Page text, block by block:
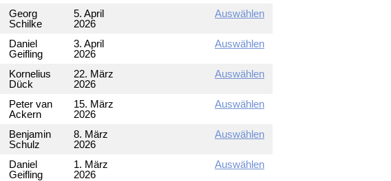
Georg
Schilke
5. April
2026
Auswählen
Daniel
Geifling
3. April
2026
Auswählen
Kornelius
Dück
22. März
2026
Auswählen
Peter van
Ackern
15. März
2026
Auswählen
Benjamin
Schulz
8. März
2026
Auswählen
Daniel
Geifling
1. März
2026
Auswählen